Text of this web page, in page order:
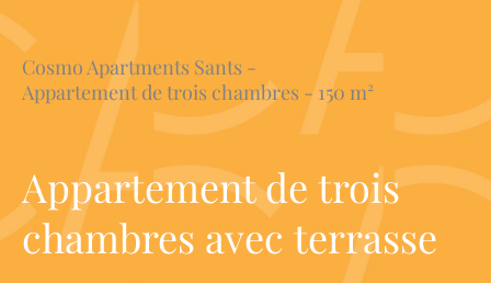
Cosmo Apartments Sants -
Appartement de trois chambres - 150 m²
Appartement de trois
chambres avec terrasse